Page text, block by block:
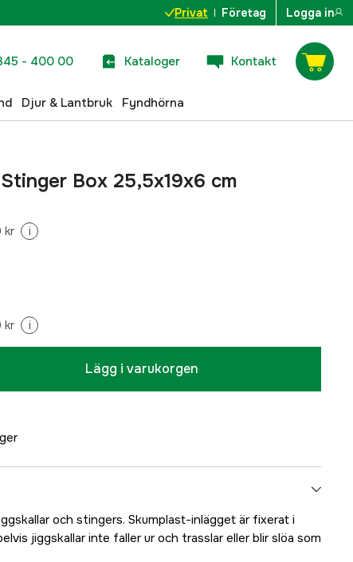
Privat Företag Logga in
- 400 00 Kataloger Kontakt
Djur & Lantbruk Fyndhörna
Box 25,5x19x6 cm
kr i
kr i
Lägg i varukorgen
och stingers. Skumplast-inlägget är fixerat i
jiggskallar inte faller ur och trasslar eller blir slöa som